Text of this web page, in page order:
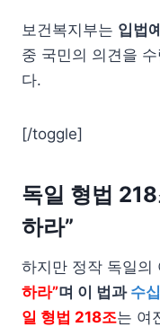
보건복지부는 입법
중 국민의 의견을
다.
[/toggle]
독일 형법 218
하라”
하지만 정작 독일의
하라”며 이 법과 수
일 형법 218조는 여